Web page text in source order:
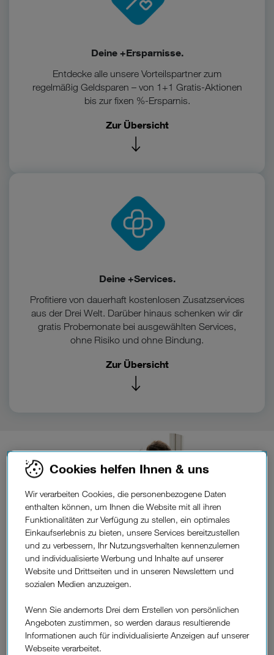
Deine +Ersparnisse.
Entdecke alle unsere Vorteilspartner zum
regelmäßig Geldsparen – von 1+1 Gratis-Aktionen
bis zur fixen %-Ersparnis.
Zur Übersicht
Deine +Services.
Profitiere von dauerhaft kostenlosen Zusatzservices
aus der Drei Welt. Darüber hinaus schenken wir dir
gratis Probemonate bei ausgewählten Services,
ohne Risiko und ohne Bindung.
Zur Übersicht
Deine+Gewinnspiele.
Cookies helfen Ihnen & uns
Wir verarbeiten Cookies, die personenbezogene Daten
enthalten können, um Ihnen die Website mit all ihren
Funktionalitäten zur Verfügung zu stellen, ein optimales
Einkaufserlebnis zu bieten, unsere Services bereitzustellen
und zu verbessern, Ihr Nutzungsverhalten kennenzulernen
und individualisierte Werbung und Inhalte auf unserer
Website und Drittseiten und in unseren Newslettern und
sozialen Medien anzuzeigen.
Wenn Sie andernorts Drei dem Erstellen von persönlichen
Angeboten zustimmen, so werden daraus resultierende
Informationen auch für individualisierte Anzeigen auf unserer
Webseite verarbeitet.